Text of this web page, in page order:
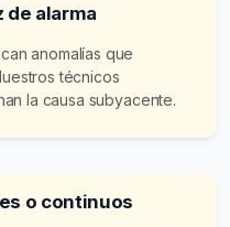
de alarma
anomalías que
técnicos
la causa subyacente.
o continuos